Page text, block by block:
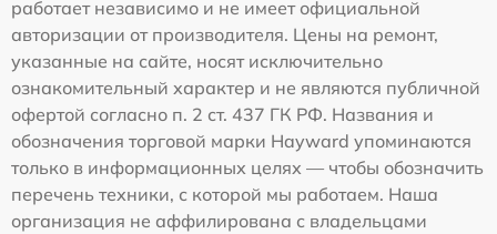
работает независимо и не имеет официальной
авторизации от производителя. Цены на ремонт,
указанные на сайте, носят исключительно
ознакомительный характер и не являются публичной
офертой согласно п. 2 ст. 437 ГК РФ. Названия и
обозначения торговой марки Hayward упоминаются
только в информационных целях — чтобы обозначить
перечень техники, с которой мы работаем. Наша
организация не аффилирована с владельцами